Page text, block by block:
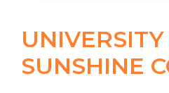
SUNSHINE